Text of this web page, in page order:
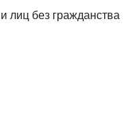
лиц без гражданства